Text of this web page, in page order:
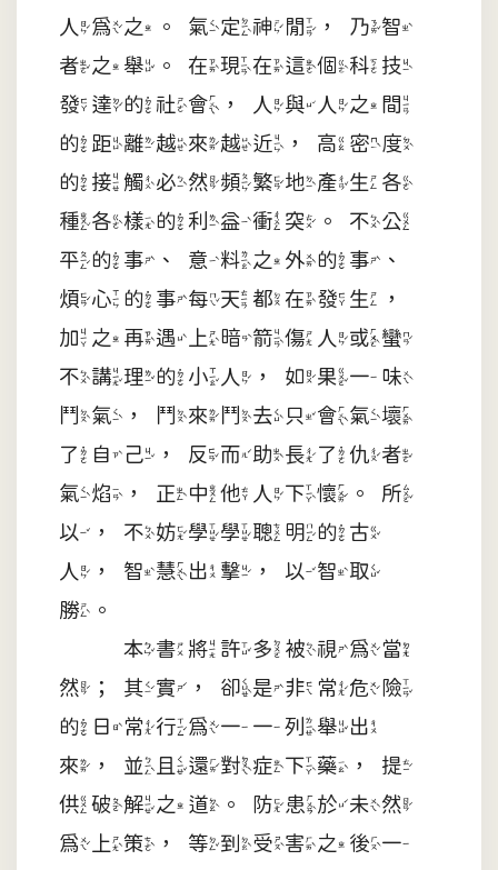
人為之。氣定神閒，乃智
者之舉。在現在這個科技
發達的社會，人與人之間
的距離越來越近，高密度
的接觸必然頻繁地產生各
種各樣的利益衝突。不公
平的事、意料之外的事、
煩心的事每天都在發生，
加之再遇上暗箭傷人或蠻
不講理的小人，如果一味
鬥氣，鬥來鬥去只會氣壞
了自己，反而助長了仇者
氣焰，正中他人下懷。所
以，不妨學學聰明的古
人，智慧出擊，以智取
勝。
本書將許多被視為當
然；其實，卻是非常危險
的日常行為一一列舉出
來，並且還對症下藥，提
供破解之道。防患於未然
為上策，等到受害之後一